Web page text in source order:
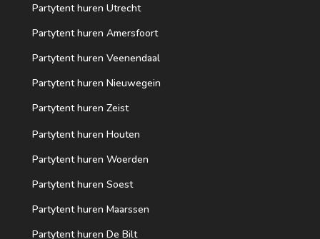
Partytent huren Utrecht
Partytent huren Amersfoort
Partytent huren Veenendaal
Partytent huren Nieuwegein
Partytent huren Zeist
Partytent huren Houten
Partytent huren Woerden
Partytent huren Soest
Partytent huren Maarssen
Partytent huren De Bilt